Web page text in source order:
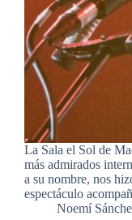
La Sala el Sol de
más admirados
a su nombre, nos
espectáculo
Noemí